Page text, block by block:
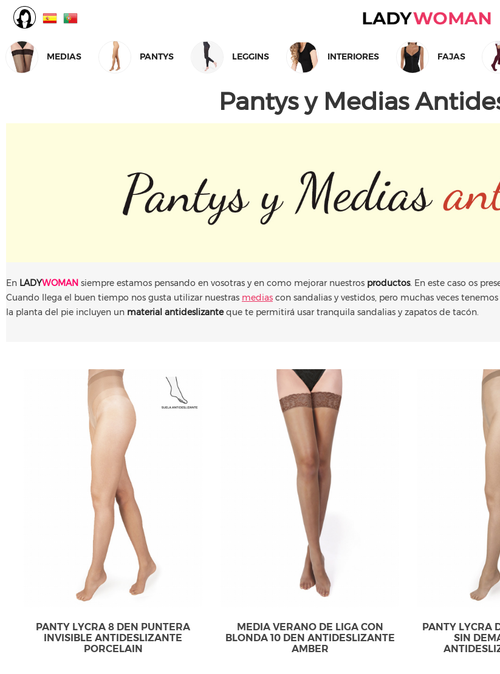
MEDIAS PANTYS LEGGINS INTERIORES FAJAS
TARJETA REGALO
Pantys y Medias
En LADYWOMAN siempre estamos pensando en vosotras y en como mejorar nuestros productos. En este caso os
Cuando llega el buen tiempo nos gusta utilizar nuestras medias con sandalias y vestidos, pero muchas veces
la planta del pie incluyen un material antideslizanteque te permitirá usar tranquila sandalias y zapatos de tacón.
PANTY LYCRA 8 DEN PUNTERA
INVISIBLE ANTIDESLIZANTE
PORCELAIN
MEDIA VERANO DE LIGA CON
BLONDA 10 DEN ANTIDESLIZANTE
AMBER
PANTY LYCRA
SIN